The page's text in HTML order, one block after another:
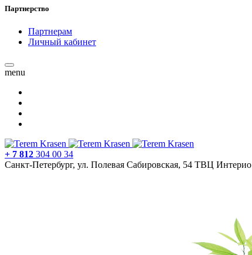
Партнерство
Партнерам
Личный кабинет
menu
+ 7 812 304 00 34
Санкт-Петербург, ул. Полевая Сабировская, 54 ТВЦ Интерио